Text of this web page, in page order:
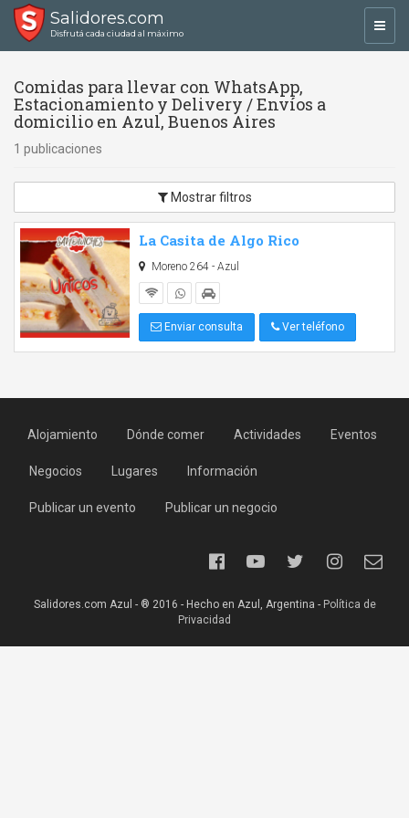
Salidores.com
Disfrutá cada ciudad al máximo
Comidas para llevar con WhatsApp,
Estacionamiento y Delivery / Envíos a
domicilio en Azul, Buenos Aires
1 publicaciones
Mostrar filtros
La Casita de Algo Rico
Moreno 264 - Azul
Enviar consulta Ver teléfono
Alojamiento Dónde comer Actividades Eventos
Negocios Lugares Información
Publicar un evento Publicar un negocio
Salidores.com Azul - ® 2016 - Hecho en Azul, Argentina - Política de
Privacidad